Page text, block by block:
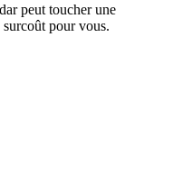
peut toucher une
pour vous.